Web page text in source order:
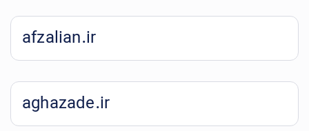
afzalian.ir
aghazade.ir